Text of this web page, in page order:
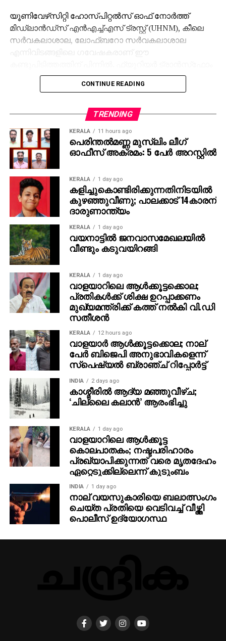
യൂണിവേഴ്‌സിറ്റി ഹോസ്പിറ്റല്‍സ് ഓഫ് നോര്‍ത്ത്
മിഡ്‌ലാന്‍ഡ്‌സ് എന്‍എച്ച്എസ് ട്രസ്റ്റ് (UHNM), കീലെ
സര്‍വകലാശാല, ലോഫ്ബറോ സര്‍വകലാശാല
എന്നിവിടങ്ങളിലെ ഗവേഷകരാണ് ഈ
ഇന്‍ഫ്രാറെഡ് (FT-IR) മൈക്രോസ്‌പെക്ട്രോസ്‌കോപ്പി
എന്ന അത്യാധുനിക സാങ്കേതികവിദ്യയാണ്
ട്യൂമറില്‍ നിന്ന് വേര്‍പെട്ട് രക്തത്തിലൂടെ
സഞ്ചരിക്കുന്ന കാന്‍സര്‍ കോശങ്ങളെ (Circulating
Tumor Cells-CTS) കണ്ടെത്താന്‍ നിലവില്‍
ഉപയോഗിക്കുന്ന രീതികള്‍ സങ്കീര്‍ണ്ണവും
ചെലവേറിയതുമാണ്. പലപ്പോഴും ഈ കോശങ്ങള്‍
രക്തത്തിലെത്തുമ്പോള്‍ ആകൃതിയിലും
സ്വഭാവത്തിലും മാറ്റം സംഭവിക്കുന്നതിനാല്‍
കണ്ടെത്താന്‍ കഴിയാതെ പോകാറുണ്ട്. എന്നാല്‍
രക്തത്തിലെ ഓരോ കോശത്തിനും പ്രത്യേകം
കെമിക്കല്‍ ഫിംഗര്‍പ്രിന്റ് ഉണ്ടെന്നും, അത്
തിരിച്ചറിയാനാണ് പുതിയ പരിശോധന രൂപകല്‍പ്പന
ചെയ്തിരിക്കുന്നതെന്നും ഗവേഷകര്‍ വിശദീകരിച്ചു.
ശ്വാസകോശ അര്‍ബുദ കോശങ്ങള്‍ക്ക് സാധാരണ
കോശങ്ങളില്‍ നിന്ന് വ്യത്യസ്തമായ കെമിക്കല്‍
ഫിംഗര്‍പ്രിന്റ് ഉണ്ടെന്ന് പഠനത്തില്‍ കണ്ടെത്തി. ഐഎ
ഉപയോഗിച്ച് ഈ ഡാറ്റ ഡിജിറ്റലായി വിശകലനം
കോശങ്ങള്‍ക്കിടയില്‍ നിന്ന് ഒരു കാന്‍സര്‍ കോശത്തെ
പോലും കണ്ടെത്താന്‍ സാധിക്കുമെന്ന് ഗവേഷകര്‍
പറയുന്നു.
1,814 പേരെ ഉള്‍പ്പെടുത്തി നടത്തിയ പഠനത്തില്‍ 1,095
പേര്‍ ശ്വാസകോശ അര്‍ബുദബാധിതരും 719 പേര്‍
കാന്‍സര്‍ ഇല്ലാത്തവരുമായിരുന്നു. ലങ്കാന്‍സീക്ക്
പരിശോധനയില്‍ ഐഎ പോസിറ്റീവ് ആയി
കണ്ടെത്തിയവരെ പിന്നീട് കുറഞ്ഞ ഡോസ് CT സ്‌കാന്‍
(LDCT) ഉപയോഗിച്ച് സ്ഥിരീകരിച്ചു.
ഈ പുതിയ സമീപനം ഡോക്ടര്‍മാര്‍ക്ക് ശ്വാസകോശ
സഹായിക്കുമെന്നും അതോടൊപ്പം അനാവശ്യ
സ്‌കാനുകളും ചികിത്സാചെലവും കുറയ്ക്കാന്‍
കഴിയുമെന്നും ഗവേഷകര്‍ വ്യക്തമാക്കി.
CONTINUE READING
TRENDING
KERALA 11 hours ago
പെരിന്തൽമണ്ണ മുസ്ലിം ലീഗ്
ഓഫീസ് അക്രമം: 5 പേർ അറസ്റ്റിൽ
KERALA 1 day ago
കളിച്ചുകൊണ്ടിരിക്കുന്നതിനിടയില്‍
കുഴഞ്ഞുവീണു; പാലക്കാട് 14കാരന്
ദാരുണാന്ത്യം
KERALA 1 day ago
വയനാട്ടില്‍ ജനവാസമേഖലയില്‍
വീണ്ടും കടുവയിറങ്ങി
KERALA 1 day ago
വാളയാറിലെ ആള്‍ക്കൂട്ടക്കൊല;
പ്രതികള്‍ക്ക് ശിക്ഷ ഉറപ്പാക്കണം
മുഖ്യമന്ത്രിക്ക് കത്ത് നല്‍കി വി.ഡി
സതീശന്‍
KERALA 12 hours ago
വാളയാര്‍ ആള്‍ക്കൂട്ടക്കൊല; നാല്
പേര്‍ ബിജെപി അനുഭാവികളെന്ന്
സ്പെഷ്യല്‍ ബ്രാഞ്ച് റിപ്പോര്‍ട്ട്
INDIA 2 days ago
കാശ്മീരില്‍ ആദ്യ മഞ്ഞുവീഴ്ച;
‘ചില്ലൈ കലാന്‍’ ആരംഭിച്ചു
KERALA 1 day ago
വാളയാറിലെ ആള്‍ക്കൂട്ട
കൊലപാതകം; നഷ്ടപരിഹാരം
പ്രഖ്യാപിക്കുന്നത് വരെ മൃതദേഹം
ഏറ്റെടുക്കില്ലെന്ന് കുടുംബം
INDIA 1 day ago
നാല് വയസുകാരിയെ ബലാത്സംഗം
ചെയ്ത പ്രതിയെ വെടിവച്ച് വീഴ്ത്തി
പൊലീസ് ഉദ്യോഗസ്ഥ